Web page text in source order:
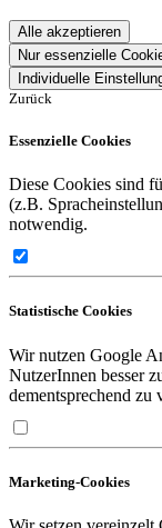
Alle akzeptieren
Nur essenzielle
Individuelle
Zurück
Essenzielle Cookies
Diese Cookies sind
(z.B.
notwendig.
Statistische Cookies
Wir nutzen Google
NutzerInnen besser
dementsprechend zu
Marketing-Cookies